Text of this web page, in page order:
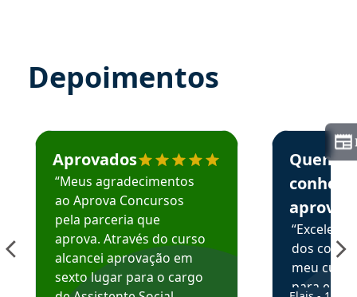
Depoimentos
Estudante José recomenda o Aprova Concursos em
Aprovados
“Meus agradecimentos
ao Aprova Concursos
pela parceria que
aprova. Através do curso
alcancei aprovação em
sexto lugar para o cargo
Estudante
Quem
aprova
dos
meu
para